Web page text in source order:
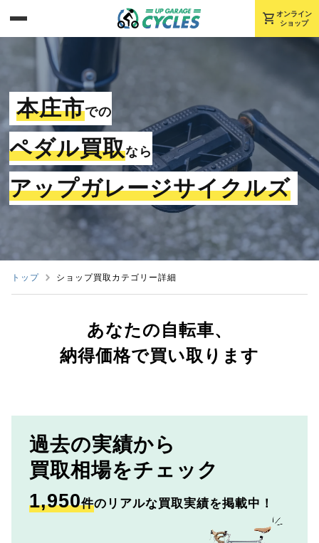
shopping_cart オンライン
ショップ
本庄市での
ペダル買取なら
アップガレージサイクルズ
トップ ショップ買取カテゴリー詳細
あなたの自転車、
納得価格で買い取ります
過去の実績から
買取相場をチェック
1,950件のリアルな買取実績を掲載中！